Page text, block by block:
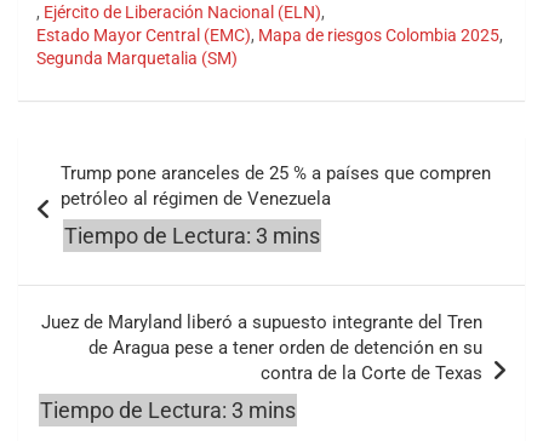
, Ejército de Liberación Nacional (ELN),
Estado Mayor Central (EMC), Mapa de riesgos Colombia 2025,
Segunda Marquetalia (SM)
de
entradas
Trump pone aranceles de 25 % a países que compren
petróleo al régimen de Venezuela
Juez de Maryland liberó a supuesto integrante del Tren
de Aragua pese a tener orden de detención en su
contra de la Corte de Texas